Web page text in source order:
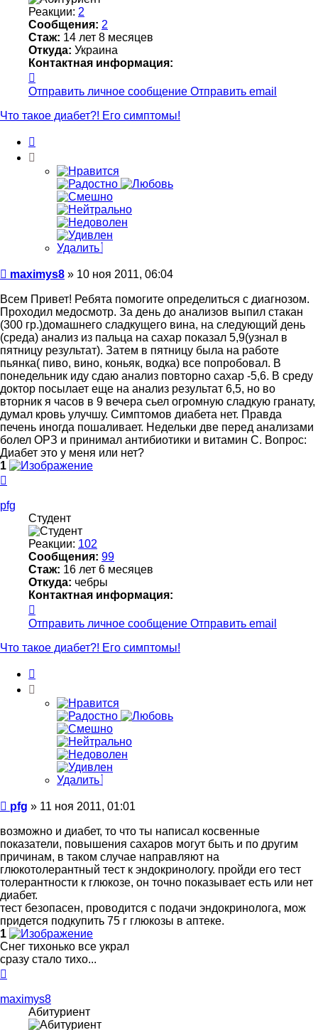
Реакции: 2
Сообщения: 2
Стаж: 14 лет 8 месяцев
Откуда: Украина
Контактная информация:
информация
пользователя
maximys8
Отправить личное сообщение Отправить email
Что такое диабет?! Его симптомы!
Удалить
Сообщение
maximys8 » 10 ноя 2011, 06:04
Всем Привет! Ребята помогите определиться с диагнозом.
Проходил медосмотр. За день до анализов выпил стакан
(300 гр.)домашнего сладкущего вина, на следующий день
(среда) анализ из пальца на сахар показал 5,9(узнал в
пятницу результат). Затем в пятницу была на работе
пьянка( пиво, вино, коньяк, водка) все попробовал. В
понедельник иду сдаю анализ повторно сахар -5,6. В среду
доктор посылает еще на анализ результат 6,5, но во
вторник я часов в 9 вечера сьел огромную сладкую гранату,
думал кровь улучшу. Симптомов диабета нет. Правда
печень иногда пошаливает. Недельки две перед анализами
болел ОРЗ и принимал антибиотики и витамин С. Вопрос:
Диабет это у меня или нет?
1
началу
pfg
Студент
Реакции: 102
Сообщения: 99
Стаж: 16 лет 6 месяцев
Откуда: чебры
Контактная информация:
информация
пользователя
pfg
Отправить личное сообщение Отправить email
Что такое диабет?! Его симптомы!
Удалить
Сообщение
pfg » 11 ноя 2011, 01:01
возможно и диабет, то что ты написал косвенные
показатели, повышения сахаров могут быть и по другим
причинам, в таком случае направляют на
глюкотолерантный тест к эндокринологу. пройди его тест
толерантности к глюкозе, он точно показывает есть или нет
диабет.
тест безопасен, проводится с подачи эндокринолога, мож
придется подкупить 75 г глюкозы в аптеке.
1
Снег тихонько все украл
сразу стало тихо...
началу
maximys8
Абитуриент